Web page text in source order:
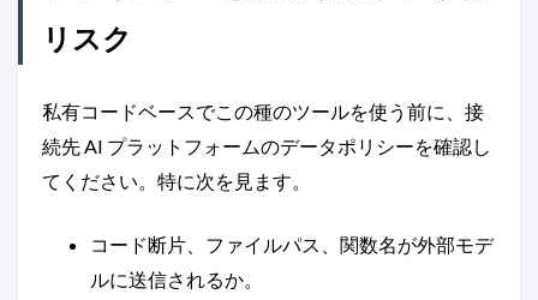
リスク
私有コードベースでこの種のツールを使う前に、接
続先 AI プラットフォームのデータポリシーを確認し
てください。特に次を見ます。
コード断片、ファイルパス、関数名が外部モデ
ルに送信されるか。